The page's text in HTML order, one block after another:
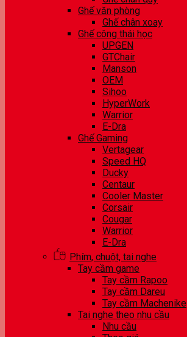
Ghế văn phòng
Ghế chân xoay
Ghế công thái học
UPGEN
GTChair
Manson
OEM
Sihoo
HyperWork
Warrior
E-Dra
Ghế Gaming
Vertagear
Speed HQ
Ducky
Centaur
Cooler Master
Corsair
Cougar
Warrior
E-Dra
Phím, chuột, tai nghe
Tay cầm game
Tay cầm Rapoo
Tay cầm Dareu
Tay cầm Machenike
Tai nghe theo nhu cầu
Nhu cầu